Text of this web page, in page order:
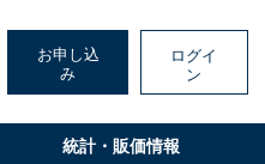
お申し込
み
ログイ
ン
統計・販価情報